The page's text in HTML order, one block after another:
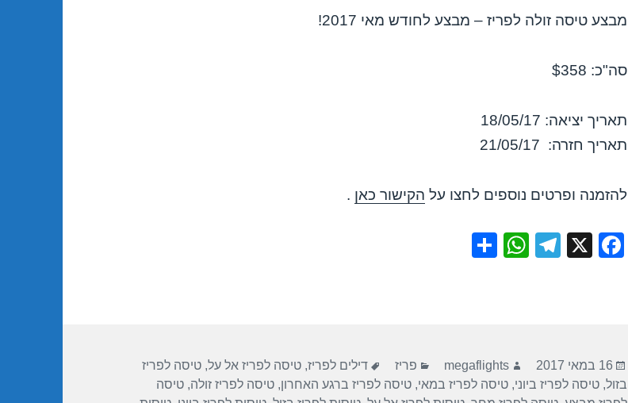
מבצע טיסה זולה לפריז – מבצע לחודש מאי 2017!
סה"כ: $358
תאריך יציאה: 18/05/17
תאריך חזרה: 21/05/17
להזמנה ופרטים נוספים לחצו על הקישור כאן .
F
o
X
T
m
W
p
פורסם
בתאריך
16 במאי 2017 מחבר
megaflights קטגוריות
פריז תגיות
דילים לפריז,טיסה לפריז אל על,טיסה לפריז
בזול,טיסה לפריז ביוני,טיסה לפריז במאי,טיסה לפריז ברגע האחרון,טיסה לפריז זולה,טיסה